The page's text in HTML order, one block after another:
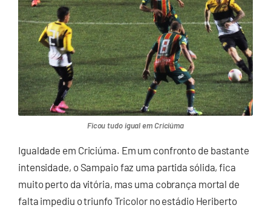
Ficou tudo igual em Criciúma
Igualdade em Criciúma. Em um confronto de bastante
intensidade, o Sampaio faz uma partida sólida, fica
muito perto da vitória, mas uma cobrança mortal de
falta impediu o triunfo Tricolor no estádio Heriberto